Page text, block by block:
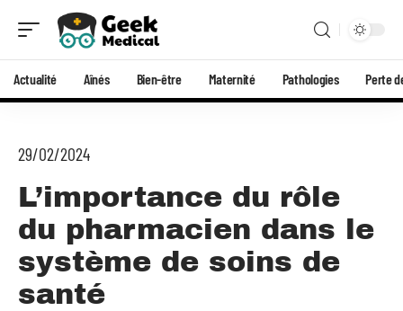
Actualité Aînés Bien-être Maternité Pathologies Perte
29/02/2024
L’importance du rôle
du pharmacien dans le
système de soins de
santé